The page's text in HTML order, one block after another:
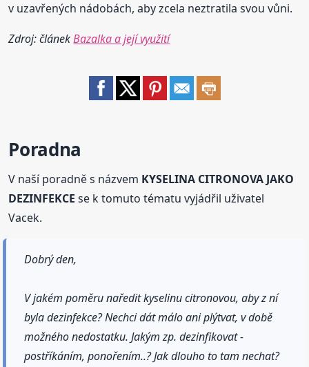
v uzavřených nádobách, aby zcela neztratila svou vůni.
Zdroj: článekBazalka a její využití
Poradna
V naší poradně s názvem KYSELINA CITRONOVA JAKO
DEZINFEKCE se k tomuto tématu vyjádřil uživatel
Vacek.
Dobrý den,
V jakém poměru naředit kyselinu citronovou, aby z ní
byla dezinfekce? Nechci dát málo ani plýtvat, v době
možného nedostatku. Jakým zp. dezinfikovat -
postříkáním, ponořením..? Jak dlouho to tam nechat?